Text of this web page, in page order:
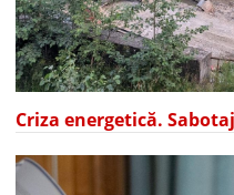
Criza energetică.